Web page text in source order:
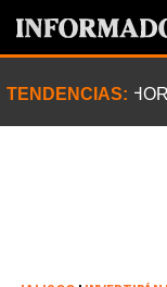
TENDENCIAS: